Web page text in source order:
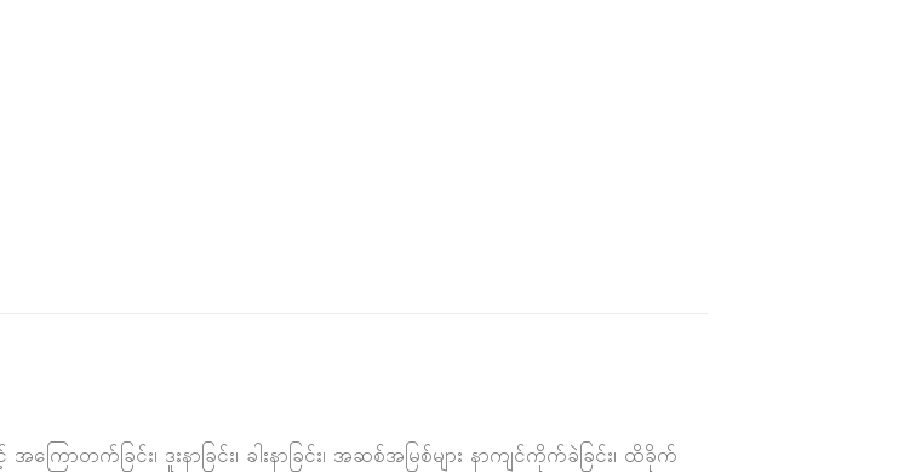
ာင့် အကြောတက်ခြင်း၊ ဒူးနာခြင်း၊ ခါးနာခြင်း၊ အဆစ်အမြစ်များ နာကျင်ကိုက်ခဲခြင်း၊ ထိခိုက်